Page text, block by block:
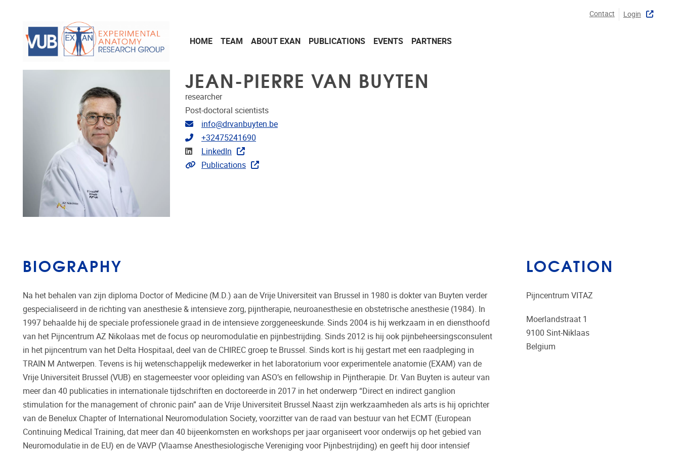
Contact Login
HOME TEAM ABOUT EXAN PUBLICATIONS EVENTS PARTNERS
JEAN-PIERRE VAN BUYTEN
researcher
Post-doctoral scientists
Email address
info@drvanbuyten.be
Telephone
+32475241690
Linkedin
LinkedIn
Link to publications
Publications
BIOGRAPHY
Na het behalen van zijn diploma Doctor of Medicine (M.D.) aan de Vrije Universiteit van Brussel in 1980 is dokter van Buyten verder
gespecialiseerd in de richting van anesthesie & intensieve zorg, pijntherapie, neuroanesthesie en obstetrische anesthesie (1984). In
1997 behaalde hij de speciale professionele graad in de intensieve zorggeneeskunde. Sinds 2004 is hij werkzaam in en diensthoofd
van het Pijncentrum AZ Nikolaas met de focus op neuromodulatie en pijnbestrijding. Sinds 2012 is hij ook pijnbeheersingsconsulent
in het pijncentrum van het Delta Hospitaal, deel van de CHIREC groep te Brussel. Sinds kort is hij gestart met een raadpleging in
TRAIN M Antwerpen. Tevens is hij wetenschappelijk medewerker in het laboratorium voor experimentele anatomie (EXAM) van de
Vrije Universiteit Brussel (VUB) en stagemeester voor opleiding van ASO’s en fellowship in Pijntherapie. Dr. Van Buyten is auteur van
meer dan 40 publicaties in internationale tijdschriften en doctoreerde in 2017 in het onderwerp “Direct en indirect ganglion
stimulation for the management of chronic pain” aan de Vrije Universiteit Brussel.Naast zijn werkzaamheden als arts is hij oprichter
van de Benelux Chapter of International Neuromodulation Society, voorzitter van de raad van bestuur van het ECMT (European
Continuing Medical Training, dat meer dan 40 bijeenkomsten en workshops per jaar organiseert voor onderwijs op het gebied van
Neuromodulatie in de EU) en de VAVP (Vlaamse Anesthesiologische Vereniging voor Pijnbestrijding) en geeft hij door intensief
LOCATION
Pijncentrum VITAZ
Moerlandstraat 1
9100 Sint-Niklaas
Belgium